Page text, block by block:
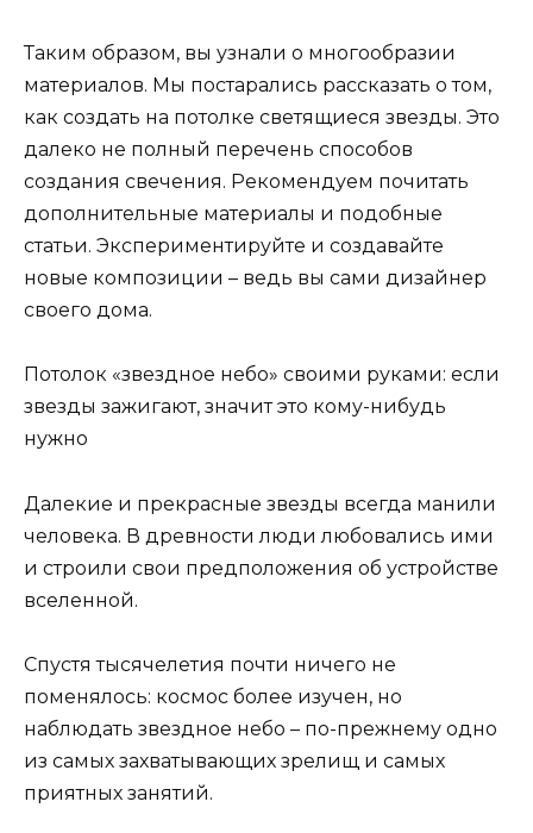
Таким образом, вы узнали о многообразии
материалов. Мы постарались рассказать о том,
как создать на потолке светящиеся звезды. Это
далеко не полный перечень способов
создания свечения. Рекомендуем почитать
дополнительные материалы и подобные
статьи. Экспериментируйте и создавайте
новые композиции – ведь вы сами дизайнер
своего дома.
Потолок «звездное небо» своими руками: если
звезды зажигают, значит это кому-нибудь
нужно
Далекие и прекрасные звезды всегда манили
человека. В древности люди любовались ими
и строили свои предположения об устройстве
вселенной.
Спустя тысячелетия почти ничего не
поменялось: космос более изучен, но
наблюдать звездное небо – по-прежнему одно
из самых захватывающих зрелищ и самых
приятных занятий.